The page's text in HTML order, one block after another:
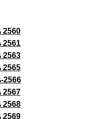
2560
2561
2563
2565
2566
2567
2568
2569